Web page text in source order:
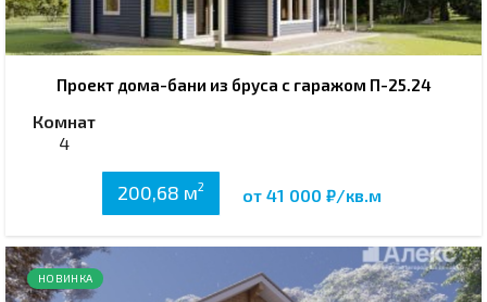
Проект дома-бани из бруса с гаражом П-25.24
Комнат
4
200,68 м2 от 41 000 ₽/кв.м
НОВИНКА